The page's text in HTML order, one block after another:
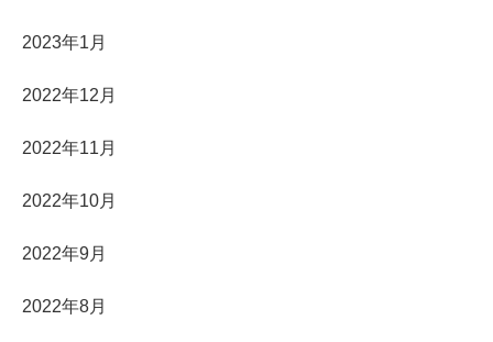
2023年1月
2022年12月
2022年11月
2022年10月
2022年9月
2022年8月